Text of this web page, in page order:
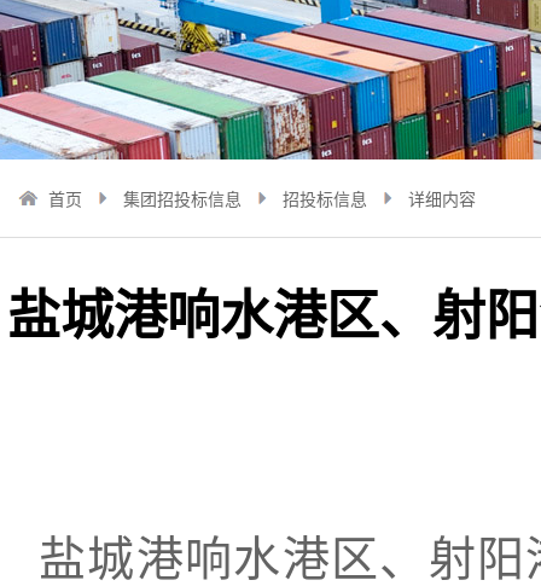
首页 集团招投标信息 招投标信息 详细内容
盐城港响水港区、射
盐城港响水港区、射